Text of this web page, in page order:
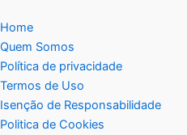
Home
Quem Somos
Política de privacidade
Termos de Uso
Isenção de Responsabilidade
Politica de Cookies